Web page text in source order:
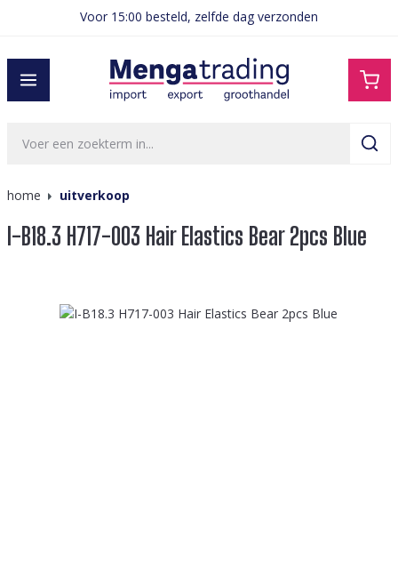
Voor 15:00 besteld, zelfde dag verzonden
home uitverkoop
I-B18.3 H717-003 Hair Elastics Bear 2pcs Blue
Afbeeldingengalerij overslaan